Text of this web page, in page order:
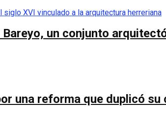
un conjunto
una reforma que duplicó su